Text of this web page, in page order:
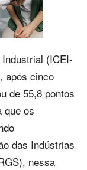
(ICEI-
após cinco
de 55,8 pontos
que os
das Indústrias
nessa